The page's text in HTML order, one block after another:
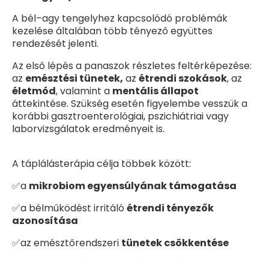
A bél–agy tengelyhez kapcsolódó problémák
kezelése általában több tényező együttes
rendezését jelenti.
Az első lépés a panaszok részletes feltérképezése:
az emésztési tünetek, az étrendi szokások, az
életmód, valamint a mentális állapot
áttekintése. Szükség esetén figyelembe vesszük a
korábbi gasztroenterológiai, pszichiátriai vagy
laborvizsgálatok eredményeit is.
A táplálásterápia célja többek között:
✅a mikrobiom egyensúlyának támogatása
✅a bélműködést irritáló étrendi tényezők
azonosítása
✅az emésztőrendszeri tünetek csökkentése